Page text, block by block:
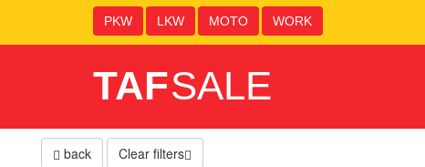
PKW LKW MOTO WORK
TAFSALE
back Clear filters